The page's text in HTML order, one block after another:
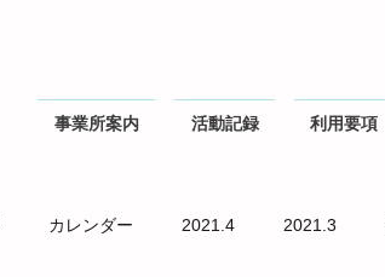
事業所案内 活動記録 利用要項
カレンダー 2021.4 2021.3